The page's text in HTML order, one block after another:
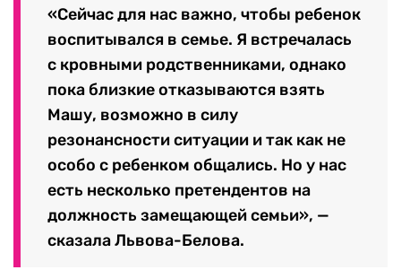
«Сейчас для нас важно, чтобы ребенок
воспитывался в семье. Я встречалась
с кровными родственниками, однако
пока близкие отказываются взять
Машу, возможно в силу
резонансности ситуации и так как не
особо с ребенком общались. Но у нас
есть несколько претендентов на
должность замещающей семьи», —
сказала Львова-Белова.